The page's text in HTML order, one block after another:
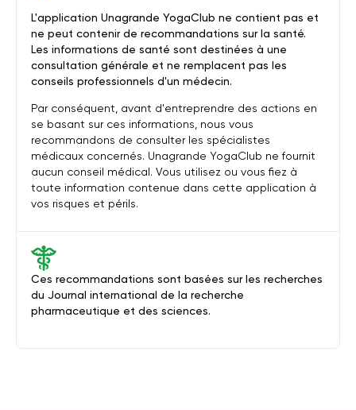
Ces recommandations sont basées sur les recherches
du Journal international de la recherche
pharmaceutique et des sciences.
L'application Unagrande YogaClub ne contient pas et
ne peut contenir de recommandations sur la santé.
Les informations de santé sont destinées à une
consultation générale et ne remplacent pas les
conseils professionnels d'un médecin.
Par conséquent, avant d'entreprendre des actions en
se basant sur ces informations, nous vous
recommandons de consulter les spécialistes
médicaux concernés. Unagrande YogaClub ne fournit
aucun conseil médical. Vous utilisez ou vous fiez à
toute information contenue dans cette application à
vos risques et périls.